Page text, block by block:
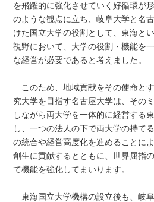
を飛躍的に強化させていく好循環が
のような観点に立ち、岐阜大学と名
けた国立大学の役割として、東海と
視野において、大学の役割・機能を
な経営が必要であると考えました。
このため、地域貢献をその使命と
究大学を目指す名古屋大学は、その
しながら両大学を一体的に経営する
し、一つの法人の下で両大学の持て
の統合や経営高度化を進めることに
創生に貢献するとともに、世界屈指
て機能を強化してまいります。
東海国立大学機構の設立後も、岐